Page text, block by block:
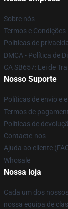
Sobre nós
Termos e Condições
Políticas de
DMCA - Política de
CA SB657: Lei de
Nosso Suporte
Políticas de envio e
Termos de
Políticas de
Contacte-nos
Ajuda ao cliente
Whosale
Nossa loja
Cada um dos
nossa equipa de